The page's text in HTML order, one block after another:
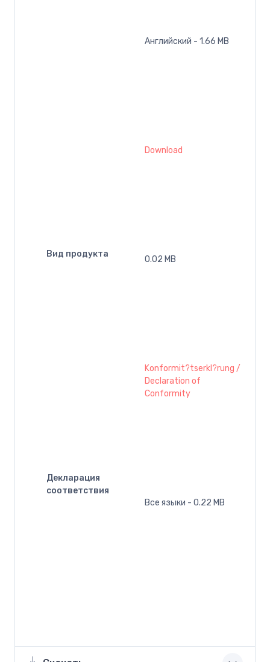
Английский - 1.66 MB
Вид продукта
Download
0.02 MB
Декларация
соответствия
Konformit?tserkl?rung /
Declaration of
Conformity
Все языки - 0.22 MB